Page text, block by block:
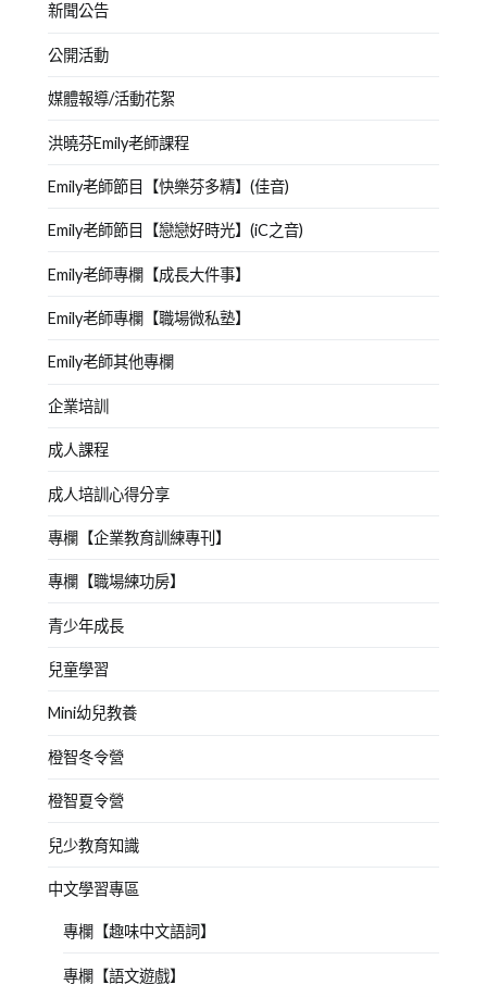
新聞公告
公開活動
媒體報導/活動花絮
洪曉芬Emily老師課程
Emily老師節目【快樂芬多精】(佳音)
Emily老師節目【戀戀好時光】(iC之音)
Emily老師專欄【成長大件事】
Emily老師專欄【職場微私塾】
Emily老師其他專欄
企業培訓
成人課程
成人培訓心得分享
專欄【企業教育訓練專刊】
專欄【職場練功房】
青少年成長
兒童學習
Mini幼兒教養
橙智冬令營
橙智夏令營
兒少教育知識
中文學習專區
專欄【趣味中文語詞】
專欄【語文遊戲】